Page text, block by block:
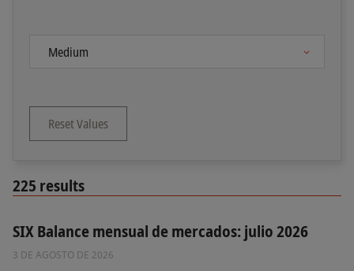
Reset Values
225 results
SIX Balance mensual de mercados: julio 2026
3 DE AGOSTO DE 2026